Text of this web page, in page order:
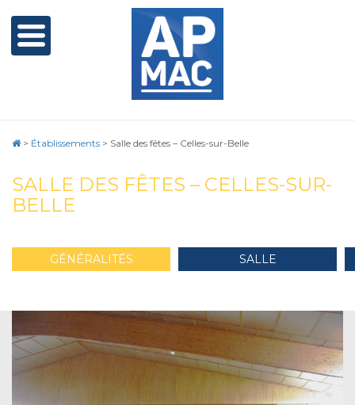
> Établissements > Salle des fêtes – Celles-sur-Belle
SALLE DES FÊTES – CELLES-SUR-
BELLE
GÉNÉRALITÉS SALLE